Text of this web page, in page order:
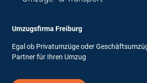
Umzugsfirma Freiburg
Egal ob Privatumzüge oder
Partner für Ihren Umzug